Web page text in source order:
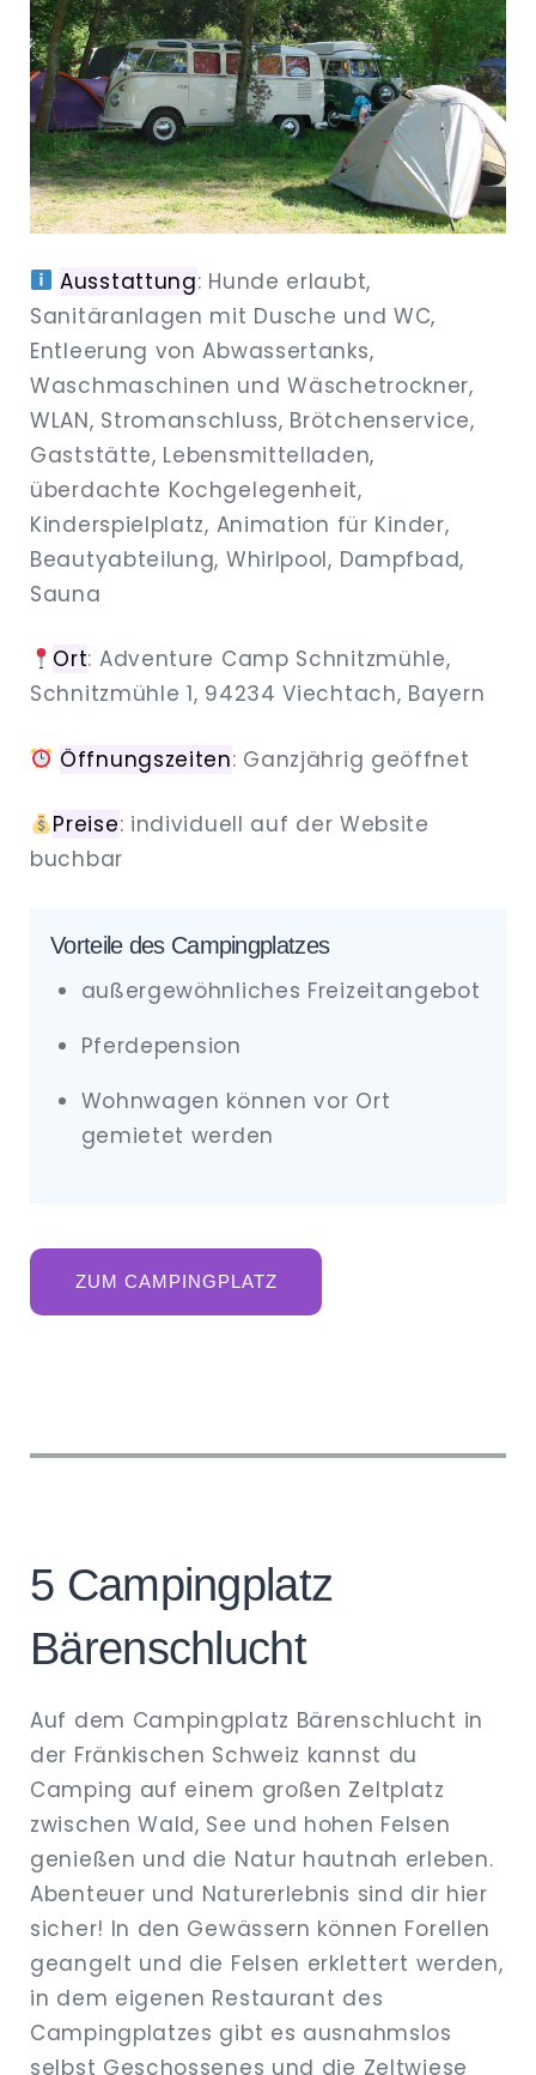
Ausstattung: Hunde erlaubt,
Sanitäranlagen mit Dusche und WC,
Entleerung von Abwassertanks,
Waschmaschinen und Wäschetrockner,
WLAN, Stromanschluss, Brötchenservice,
Gaststätte, Lebensmittelladen,
überdachte Kochgelegenheit,
Kinderspielplatz, Animation für Kinder,
Beautyabteilung, Whirlpool, Dampfbad,
Sauna
Ort: Adventure Camp Schnitzmühle,
Schnitzmühle 1, 94234 Viechtach, Bayern
Öffnungszeiten: Ganzjährig geöffnet
Preise: individuell auf der Website
buchbar
Vorteile des Campingplatzes
außergewöhnliches Freizeitangebot
Pferdepension
Wohnwagen können vor Ort
gemietet werden
ZUM CAMPINGPLATZ
5 Campingplatz
Bärenschlucht
Auf dem Campingplatz Bärenschlucht in
der Fränkischen Schweiz kannst du
Camping auf einem großen Zeltplatz
zwischen Wald, See und hohen Felsen
genießen und die Natur hautnah erleben.
Abenteuer und Naturerlebnis sind dir hier
sicher! In den Gewässern können Forellen
geangelt und die Felsen erklettert werden,
in dem eigenen Restaurant des
Campingplatzes gibt es ausnahmslos
selbst Geschossenes und die Zeltwiese